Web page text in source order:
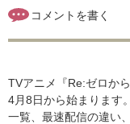
TVアニメ『Re:ゼロか
4月8日から始まります
一覧、最速配信の違い